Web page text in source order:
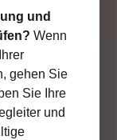
um die
Farhen
und
Wenn
gehen Sie
Sie Ihre
und